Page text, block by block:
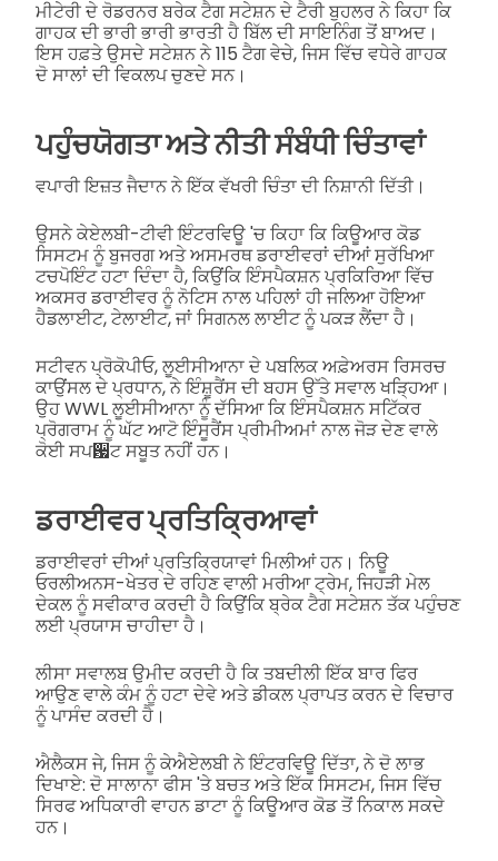
ਮੀਟੇਰੀ ਦੇ ਰੋਡਰਨਰ ਬਰੇਕ ਟੈਗ ਸਟੇਸ਼ਨ ਦੇ ਟੈਰੀ ਬੁਹਲਰ ਨੇ ਕਿਹਾ ਕਿ
ਗਾਹਕ ਦੀ ਭਾਰੀ ਭਾਰੀ ਭਾਰਤੀ ਹੈ ਬਿੱਲ ਦੀ ਸਾਇਨਿੰਗ ਤੋਂ ਬਾਅਦ।
ਇਸ ਹਫ਼ਤੇ ਉਸਦੇ ਸਟੇਸ਼ਨ ਨੇ 115 ਟੈਗ ਵੇਚੇ, ਜਿਸ ਵਿੱਚ ਵਧੇਰੇ ਗਾਹਕ
ਦੋ ਸਾਲਾਂ ਦੀ ਵਿਕਲਪ ਚੁਣਦੇ ਸਨ।
ਪਹੁੰਚਯੋਗਤਾ ਅਤੇ ਨੀਤੀ ਸੰਬੰਧੀ ਚਿੰਤਾਵਾਂ
ਵਪਾਰੀ ਇਜ਼ਤ ਜੈਦਾਨ ਨੇ ਇੱਕ ਵੱਖਰੀ ਚਿੰਤਾ ਦੀ ਨਿਸ਼ਾਨੀ ਦਿੱਤੀ।
ਉਸਨੇ ਕੇਏਲਬੀ-ਟੀਵੀ ਇੰਟਰਵਿਊ 'ਚ ਕਿਹਾ ਕਿ ਕਿਊਆਰ ਕੋਡ
ਸਿਸਟਮ ਨੂੰ ਬੁਜਰਗ ਅਤੇ ਅਸਮਰਥ ਡਰਾਈਵਰਾਂ ਦੀਆਂ ਸੁਰੱਖਿਆ
ਟਚਪੋਇੰਟ ਹਟਾ ਦਿੰਦਾ ਹੈ, ਕਿਉਂਕਿ ਇੰਸਪੈਕਸ਼ਨ ਪ੍ਰਕਿਰਿਆ ਵਿੱਚ
ਅਕਸਰ ਡਰਾਈਵਰ ਨੂੰ ਨੋਟਿਸ ਨਾਲ ਪਹਿਲਾਂ ਹੀ ਜਲਿਆ ਹੋਇਆ
ਹੈਡਲਾਈਟ, ਟੇਲਾਈਟ, ਜਾਂ ਸਿਗਨਲ ਲਾਈਟ ਨੂੰ ਪਕੜ ਲੈਂਦਾ ਹੈ।
ਸਟੀਵਨ ਪ੍ਰੋਕੋਪੀਓ, ਲੂਈਸੀਆਨਾ ਦੇ ਪਬਲਿਕ ਅਫ਼ੇਅਰਸ ਰਿਸਰਚ
ਕਾਉਂਸਲ ਦੇ ਪ੍ਰਧਾਨ, ਨੇ ਇੰਸ਼ੂਰੈਂਸ ਦੀ ਬਹਸ ਉੱਤੇ ਸਵਾਲ ਖੜ੍ਹਿਆ।
ਉਹ WWL ਲੂਈਸੀਆਨਾ ਨੂੰ ਦੱਸਿਆ ਕਿ ਇੰਸਪੈਕਸ਼ਨ ਸਟਿੱਕਰ
ਪ੍ਰੋਗਰਾਮ ਨੂੰ ਘੱਟ ਆਟੋ ਇੰਸੂਰੈਂਸ ਪ੍ਰੀਮੀਅਮਾਂ ਨਾਲ ਜੋੜ ਦੇਣ ਵਾਲੇ
ਕੋਈ ਸਪ਷ਟ ਸਬੂਤ ਨਹੀਂ ਹਨ।
ਡਰਾਈਵਰ ਪ੍ਰਤਿਕ੍ਰਿਆਵਾਂ
ਡਰਾਈਵਰਾਂ ਦੀਆਂ ਪ੍ਰਤਿਕ੍ਰਿਯਾਵਾਂ ਮਿਲੀਆਂ ਹਨ। ਨਿਊ
ਓਰਲੀਅਨਸ-ਖੇਤਰ ਦੇ ਰਹਿਣ ਵਾਲੀ ਮਰੀਆ ਟ੍ਰੇਮ, ਜਿਹੜੀ ਮੇਲ
ਦੇਕਲ ਨੂੰ ਸਵੀਕਾਰ ਕਰਦੀ ਹੈ ਕਿਉਂਕਿ ਬ੍ਰੇਕ ਟੈਗ ਸਟੇਸ਼ਨ ਤੱਕ ਪਹੁੰਚਣ
ਲਈ ਪ੍ਰਯਾਸ ਚਾਹੀਦਾ ਹੈ।
ਲੀਸਾ ਸਵਾਲਬ ਉਮੀਦ ਕਰਦੀ ਹੈ ਕਿ ਤਬਦੀਲੀ ਇੱਕ ਬਾਰ ਫਿਰ
ਆਉਣ ਵਾਲੇ ਕੰਮ ਨੂੰ ਹਟਾ ਦੇਵੇ ਅਤੇ ਡੀਕਲ ਪ੍ਰਾਪਤ ਕਰਨ ਦੇ ਵਿਚਾਰ
ਨੂੰ ਪਾਸੰਦ ਕਰਦੀ ਹੈ।
ਐਲੈਕਸ ਜੇ, ਜਿਸ ਨੂੰ ਕੇਐਏਲਬੀ ਨੇ ਇੰਟਰਵਿਊ ਦਿੱਤਾ, ਨੇ ਦੋ ਲਾਭ
ਦਿਖਾਏ: ਦੋ ਸਾਲਾਨਾ ਫੀਸ 'ਤੇ ਬਚਤ ਅਤੇ ਇੱਕ ਸਿਸਟਮ, ਜਿਸ ਵਿੱਚ
ਸਿਰਫ ਅਧਿਕਾਰੀ ਵਾਹਨ ਡਾਟਾ ਨੂੰ ਕਿਊਆਰ ਕੋਡ ਤੋਂ ਨਿਕਾਲ ਸਕਦੇ
ਹਨ।